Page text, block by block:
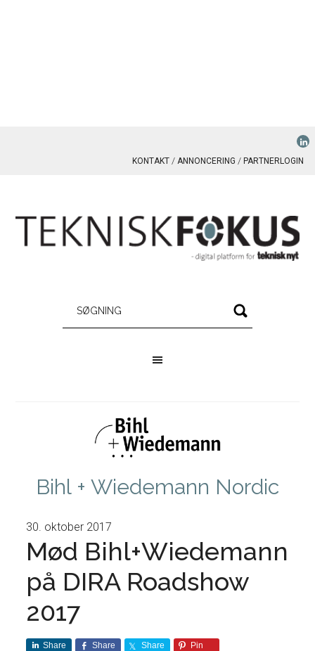
KONTAKT ANNONCERING PARTNERLOGIN
Bihl + Wiedemann Nordic
30. oktober 2017
Mød Bihl+Wiedemann
på DIRA Roadshow
2017
Share Share Share Pin